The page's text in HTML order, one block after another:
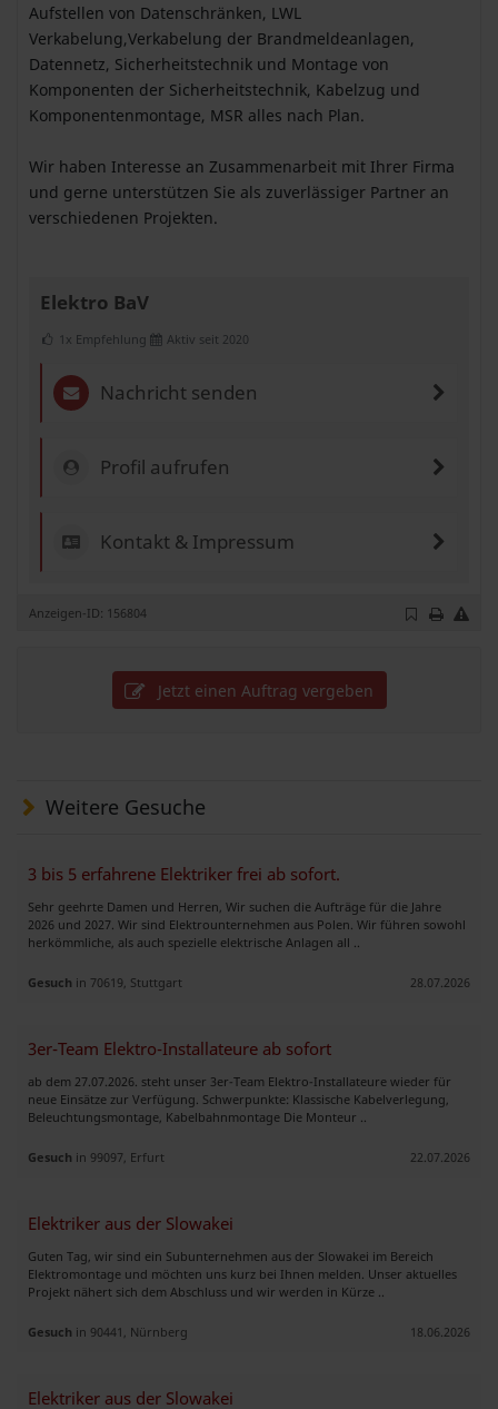
Aufstellen von Datenschränken, LWL
Verkabelung,Verkabelung der Brandmeldeanlagen,
Datennetz, Sicherheitstechnik und Montage von
Komponenten der Sicherheitstechnik, Kabelzug und
Komponentenmontage, MSR alles nach Plan.
Wir haben Interesse an Zusammenarbeit mit Ihrer Firma
und gerne unterstützen Sie als zuverlässiger Partner an
verschiedenen Projekten.
Elektro BaV
1x Empfehlung Aktiv seit 2020
Nachricht senden
Profil aufrufen
Kontakt & Impressum
Anzeigen-ID: 156804
Jetzt einen Auftrag vergeben
Weitere Gesuche
3 bis 5 erfahrene Elektriker frei ab sofort.
Sehr geehrte Damen und Herren, Wir suchen die Aufträge für die Jahre
2026 und 2027. Wir sind Elektrounternehmen aus Polen. Wir führen sowohl
herkömmliche, als auch spezielle elektrische Anlagen all ..
Gesuch in 70619, Stuttgart 28.07.2026
3er-Team Elektro-Installateure ab sofort
ab dem 27.07.2026. steht unser 3er-Team Elektro-Installateure wieder für
neue Einsätze zur Verfügung. Schwerpunkte: Klassische Kabelverlegung,
Beleuchtungsmontage, Kabelbahnmontage Die Monteur ..
Gesuch in 99097, Erfurt 22.07.2026
Elektriker aus der Slowakei
Guten Tag, wir sind ein Subunternehmen aus der Slowakei im Bereich
Elektromontage und möchten uns kurz bei Ihnen melden. Unser aktuelles
Projekt nähert sich dem Abschluss und wir werden in Kürze ..
Gesuch in 90441, Nürnberg 18.06.2026
Elektriker aus der Slowakei